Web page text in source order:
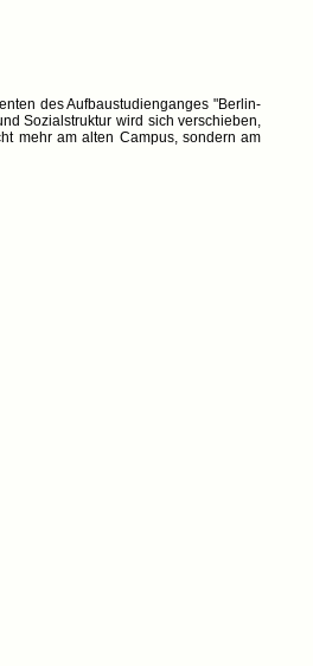
des Aufbaustudienganges "Berlin-
Sozialstruktur wird sich verschieben,
mehr am alten Campus, sondern am